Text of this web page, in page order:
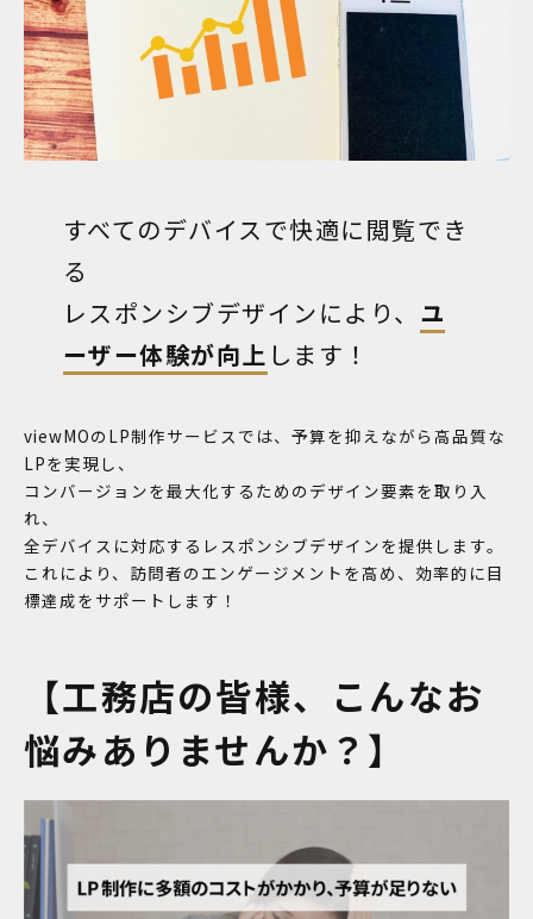
すべてのデバイスで快適に閲覧でき
る
レスポンシブデザインにより、 ユ
ーザー体験が向上 します！
viewMOのLP制作サービスでは、予算を抑えながら高品質な
LPを実現し、
コンバージョンを最大化するためのデザイン要素を取り入
れ、
全デバイスに対応するレスポンシブデザインを提供します。
これにより、訪問者のエンゲージメントを高め、効率的に目
標達成をサポートします！
【工務店の皆様、こんなお
悩みありませんか？】